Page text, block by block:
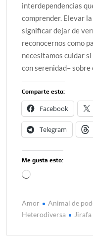
interdependencias
comprender. Elevar
significar dejar de
reconocernos como
necesitamos cuidar
con serenidad–
Comparte esto:
Facebook
Telegram
Me gusta esto:
Cargando...
Amor Animal de
Heterodiversa
Jirafa